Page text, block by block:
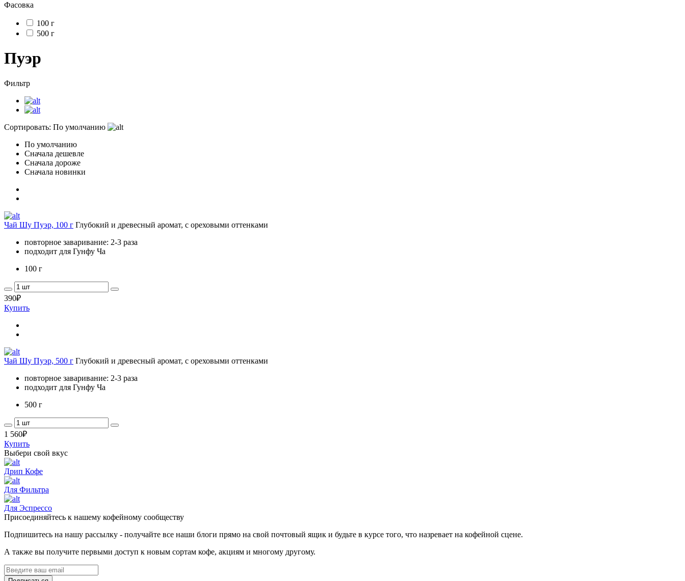
Фасовка
100 г
500 г
Пуэр
Фильтр
Сортировать: По умолчанию
По умолчанию
Сначала дешевле
Сначала дороже
Сначала новинки
Чай Шу Пуэр, 100 г Глубокий и древесный аромат, с ореховыми оттенками
повторное заваривание: 2-3 раза
подходит для Гунфу Ча
100 г
390₽
Купить
Чай Шу Пуэр, 500 г Глубокий и древесный аромат, с ореховыми оттенками
повторное заваривание: 2-3 раза
подходит для Гунфу Ча
500 г
1 560₽
Купить
Выбери свой вкус
Дрип Кофе
Для Фильтра
Для Эспрессо
Присоединяйтесь к нашему кофейному сообществу
Подпишитесь на нашу рассылку - получайте все наши блоги прямо на свой почтовый ящик и будьте в курсе того, что назревает на кофейной сцене.
А также вы получите первыми доступ к новым сортам кофе, акциям и многому другому.